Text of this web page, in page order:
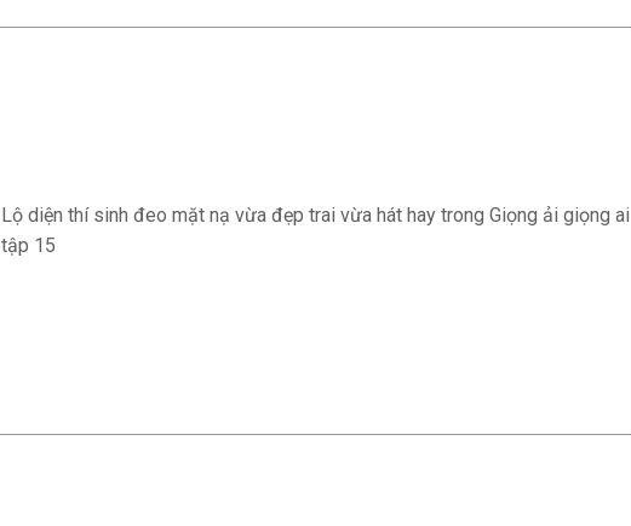
Lộ diện thí sinh đeo mặt nạ vừa đẹp trai vừa hát hay trong Giọng ải giọng ai
tập 15